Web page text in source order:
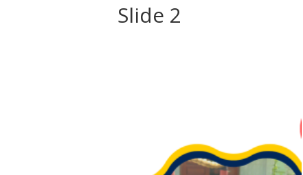
Slide 2